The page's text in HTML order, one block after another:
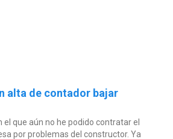
alta de contador bajar
el que aún no he podido contratar el
por problemas del constructor. Ya